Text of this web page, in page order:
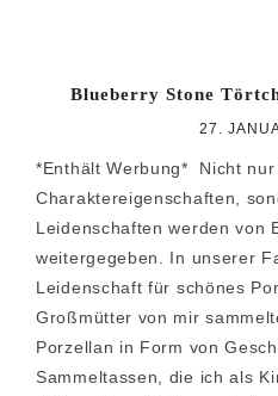
Blueberry Stone
27.
*Enthält Werbung* Nicht nur
Charaktereigenschaften,
Leidenschaften werden von
weitergegeben. In unserer
Leidenschaft für schönes
Großmütter von mir
Porzellan in Form von
Sammeltassen, die ich als